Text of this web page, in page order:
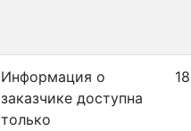
Информация о
заказчике доступна
только